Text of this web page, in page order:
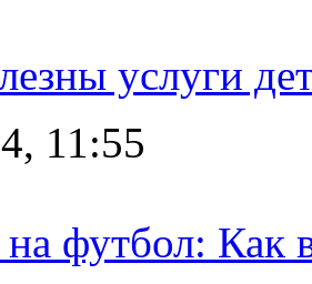
услуги
11:55
футбол: Как